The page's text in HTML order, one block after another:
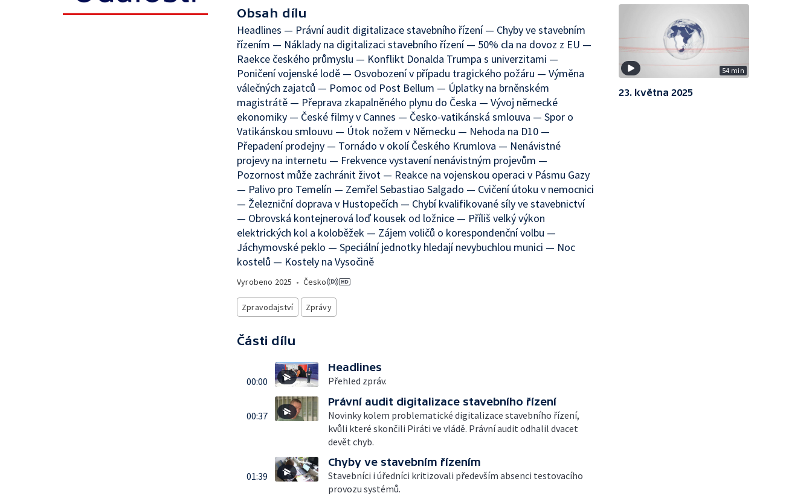
Obsah dílu
Headlines — Právní audit digitalizace stavebního řízení — Chyby ve stavebním
řízením — Náklady na digitalizaci stavebního řízení — 50% cla na dovoz z EU —
Raekce českého průmyslu — Konflikt Donalda Trumpa s univerzitami —
Poničení vojenské lodě — Osvobození v případu tragického požáru — Výměna
válečných zajatců — Pomoc od Post Bellum — Úplatky na brněnském
magistrátě — Přeprava zkapalněného plynu do Česka — Vývoj německé
ekonomiky — České filmy v Cannes — Česko-vatikánská smlouva — Spor o
Vatikánskou smlouvu — Útok nožem v Německu — Nehoda na D10 —
Přepadení prodejny — Tornádo v okolí Českého Krumlova — Nenávistné
projevy na internetu — Frekvence vystavení nenávistným projevům —
Pozornost může zachránit život — Reakce na vojenskou operaci v Pásmu Gazy
— Palivo pro Temelín — Zemřel Sebastiao Salgado — Cvičení útoku v nemocnici
— Železniční doprava v Hustopečích — Chybí kvalifikované síly ve stavebnictví
— Obrovská kontejnerová loď kousek od ložnice — Příliš velký výkon
elektrických kol a koloběžek — Zájem voličů o korespondenční volbu —
Jáchymovské peklo — Speciální jednotky hledají nevybuchlou munici — Noc
kostelů — Kostely na Vysočině
Vyrobeno 2025 • Česko
Zpravodajství Zprávy
Části dílu
00:00
Headlines
Přehled zpráv.
00:37
Právní audit digitalizace stavebního řízení
Novinky kolem problematické digitalizace stavebního řízení,
kvůli které skončili Piráti ve vládě. Právní audit odhalil dvacet
devět chyb.
01:39
Chyby ve stavebním řízením
Stavebníci i úředníci kritizovali především absenci testovacího
provozu systémů.
54 min
23. května 2025